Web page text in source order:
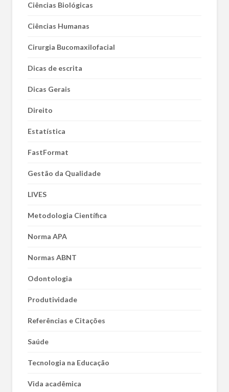
Ciências Biológicas
Ciências Humanas
Cirurgia Bucomaxilofacial
Dicas de escrita
Dicas Gerais
Direito
Estatística
FastFormat
Gestão da Qualidade
LIVES
Metodologia Científica
Norma APA
Normas ABNT
Odontologia
Produtividade
Referências e Citações
Saúde
Tecnologia na Educação
Vida acadêmica